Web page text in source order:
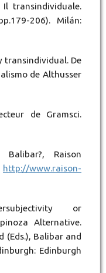
transindividuale.
206). Milán:
transindividual. De
de Althusser
de Gramsci.
Raison
http://www.raison-
or
Alternative.
(Eds.), Balibar and
Edinburgh